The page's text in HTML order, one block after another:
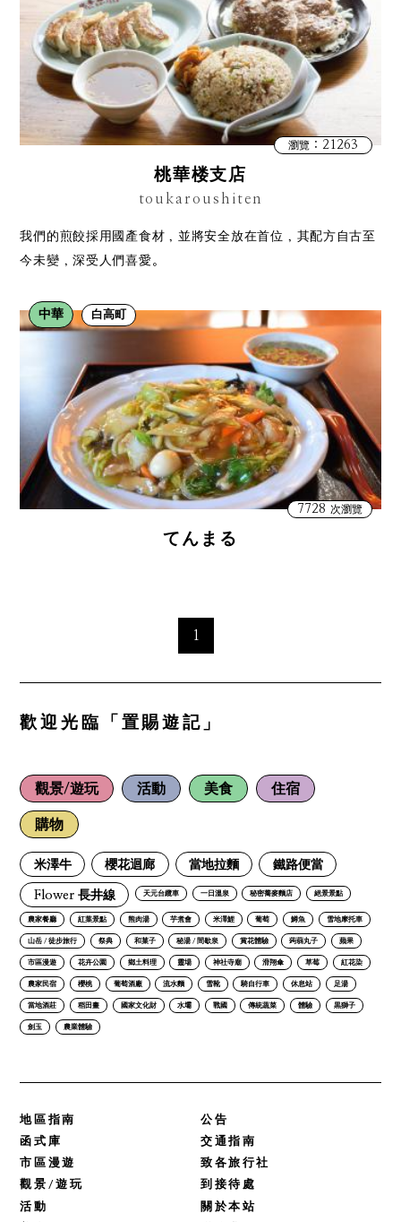
瀏覽：21263
桃華楼支店
toukaroushiten
我們的煎餃採用國產食材，並將安全放在首位，其配方自古至
今未變，深受人們喜愛。
中華 白高町
7728 次瀏覽
てんまる
1
歡迎光臨「置賜遊記」
觀景/遊玩 活動 美食 住宿
購物
米澤牛 櫻花迴廊 當地拉麵 鐵路便當
Flower 長井線 天元台纜車 一日溫泉 秘密蕎麥麵店 絕景景點
農家餐廳 紅葉景點 熊肉湯 芋煮會 米澤鯉 葡萄 鱒魚 雪地摩托車
山岳 / 徒步旅行 祭典 和菓子 秘湯 / 間歇泉 賞花體驗 蒟蒻丸子 蘋果
市區漫遊 花卉公園 鄉土料理 靈場 神社寺廟 滑翔傘 草莓 紅花染
農家民宿 櫻桃 葡萄酒廠 流水麵 雪靴 騎自行車 休息站 足湯
當地酒莊 稻田畫 國家文化財 水壩 戰國 傳統蔬菜 體驗 黒獅子
劍玉 農業體驗
地區指南
函式庫
市區漫遊
觀景/遊玩
活動
公告
交通指南
致各旅行社
到接待處
關於本站